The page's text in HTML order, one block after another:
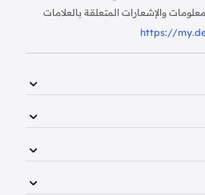
والإشعارات المتعلقة بالعلامات
https://